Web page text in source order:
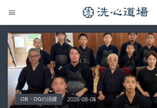
OB・OGの活躍 2026-08-05
Topics 2026-08-05
大会の結果 2026-07-31
大会の結果 2026-07-25
大会の結果 2026-07-22
サイト内検索